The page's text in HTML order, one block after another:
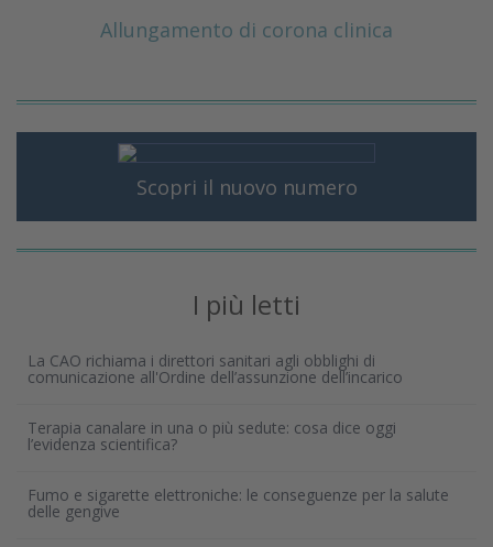
Allungamento di corona clinica
Scopri il nuovo numero
I più letti
La CAO richiama i direttori sanitari agli obblighi di
comunicazione all'Ordine dell’assunzione dell’incarico
Terapia canalare in una o più sedute: cosa dice oggi
l’evidenza scientifica?
Fumo e sigarette elettroniche: le conseguenze per la salute
delle gengive